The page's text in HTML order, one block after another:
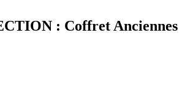
: Coffret Anciennes